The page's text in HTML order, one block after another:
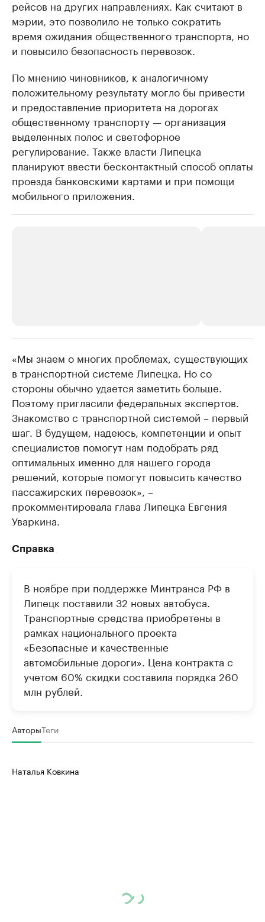
рейсов на других направлениях. Как считают в
мэрии, это позволило не только сократить
время ожидания общественного транспорта, но
и повысило безопасность перевозок.
По мнению чиновников, к аналогичному
положительному результату могло бы привести
и предоставление приоритета на дорогах
общественному транспорту — организация
выделенных полос и светофорное
регулирование. Также власти Липецка
планируют ввести бесконтактный способ оплаты
проезда банковскими картами и при помощи
мобильного приложения.
Делитесь новостями бизнеса на РБК
Управляйте страницей компании и развивайте личные
бренды спикеров бизнеса
Посмотрите
«Мы знаем о многих проблемах, существующих
в транспортной системе Липецка. Но со
стороны обычно удается заметить больше.
Поэтому пригласили федеральных экспертов.
Знакомство с транспортной системой – первый
шаг. В будущем, надеюсь, компетенции и опыт
специалистов помогут нам подобрать ряд
оптимальных именно для нашего города
решений, которые помогут повысить качество
пассажирских перевозок», –
прокомментировала глава Липецка Евгения
Уваркина.
Справка
В ноябре при поддержке Минтранса РФ в
Липецк поставили 32 новых автобуса.
Транспортные средства приобретены в
рамках национального проекта
«Безопасные и качественные
автомобильные дороги». Цена контракта с
учетом 60% скидки составила порядка 260
млн рублей.
АвторыТеги
Наталья Ковкина